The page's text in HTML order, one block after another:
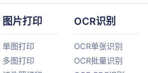
图片打印
单图打印
多图打印
OCR识别
OCR单张识别
OCR批量识别